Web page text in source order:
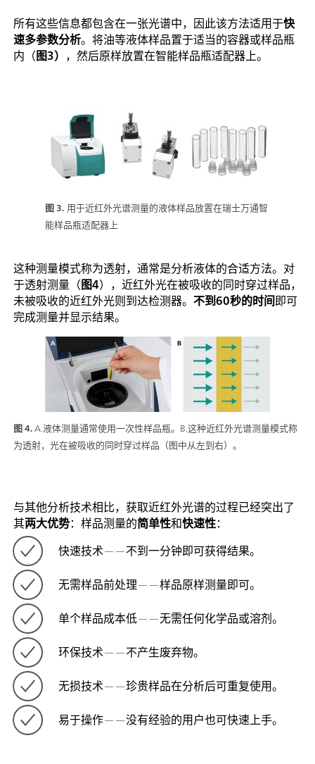
所有这些信息都包含在一张光谱中，因此该方法适用于快
速多参数分析。将油等液体样品置于适当的容器或样品瓶
内（图3） ，然后原样放置在智能样品瓶适配器上。
图 3.用于近红外光谱测量的液体样品放置在瑞士万通智
能样品瓶适配器上
图 4.A.液体测量通常使用一次性样品瓶。B.这种近红外光谱测量模式称
为透射，光在被吸收的同时穿过样品（图中从左到右）。
这种测量模式称为透射，通常是分析液体的合适方法。对
于透射测量（图4），近红外光在被吸收的同时穿过样品，
未被吸收的近红外光则到达检测器。 不到60秒的时间即可
完成测量并显示结果。
与其他分析技术相比，获取近红外光谱的过程已经突出了
其两大优势：样品测量的简单性和快速性：
快速技术——不到一分钟即可获得结果。
无需样品前处理——样品原样测量即可。
单个样品成本低——无需任何化学品或溶剂。
环保技术——不产生废弃物。
无损技术——珍贵样品在分析后可重复使用。
易于操作——没有经验的用户也可快速上手。